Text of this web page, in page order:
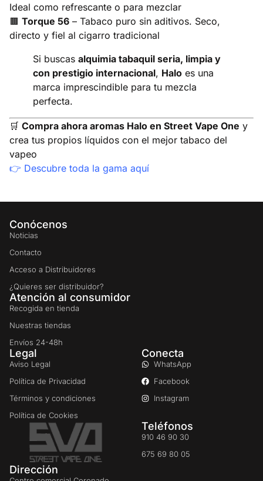
Ideal como refrescante o para mezclar
🟫 Torque 56 – Tabaco puro sin aditivos. Seco,
directo y fiel al cigarro tradicional
Si buscas alquimia tabaquil seria, limpia y
con prestigio internacional, Halo es una
marca imprescindible para tu mezcla
perfecta.
🛒 Compra ahora aromas Halo en Street Vape One y
crea tus propios líquidos con el mejor tabaco del
vapeo
👉 Descubre toda la gama aquí
Conócenos
Noticias
Contacto
Acceso a Distribuidores
¿Quieres ser distribuidor?
Atención al consumidor
Recogida en tienda
Nuestras tiendas
Envíos 24-48h
Legal
Aviso Legal
Política de Privacidad
Términos y condiciones
Política de Cookies
Conecta
WhatsApp
Facebook
Instagram
Teléfonos
910 46 90 30
675 69 80 05
Dirección